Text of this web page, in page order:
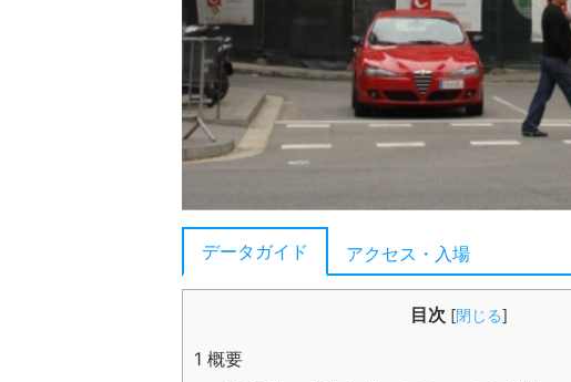
データガイド アクセス・入場
目次 [閉じる]
1 概要